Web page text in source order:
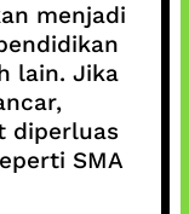
menjadi
lain. Jika
diperluas
SMA